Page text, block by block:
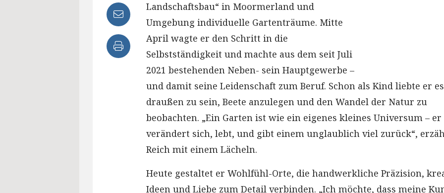
Landschaftsbau“ in Moormerland und
Umgebung individuelle Gartenträume. Mitte
April wagte er den Schritt in die
Selbstständigkeit und machte aus dem seit Juli
2021 bestehenden Neben- sein Hauptgewerbe –
und damit seine Leidenschaft zum Beruf. Schon als Kind liebte er
draußen zu sein, Beete anzulegen und den Wandel der Natur zu
beobachten. „Ein Garten ist wie ein eigenes kleines Universum – er
verändert sich, lebt, und gibt einem unglaublich viel zurück“,
Reich mit einem Lächeln.
Heute gestaltet er Wohlfühl-Orte, die handwerkliche Präzision,
Ideen und Liebe zum Detail verbinden. „Ich möchte, dass meine